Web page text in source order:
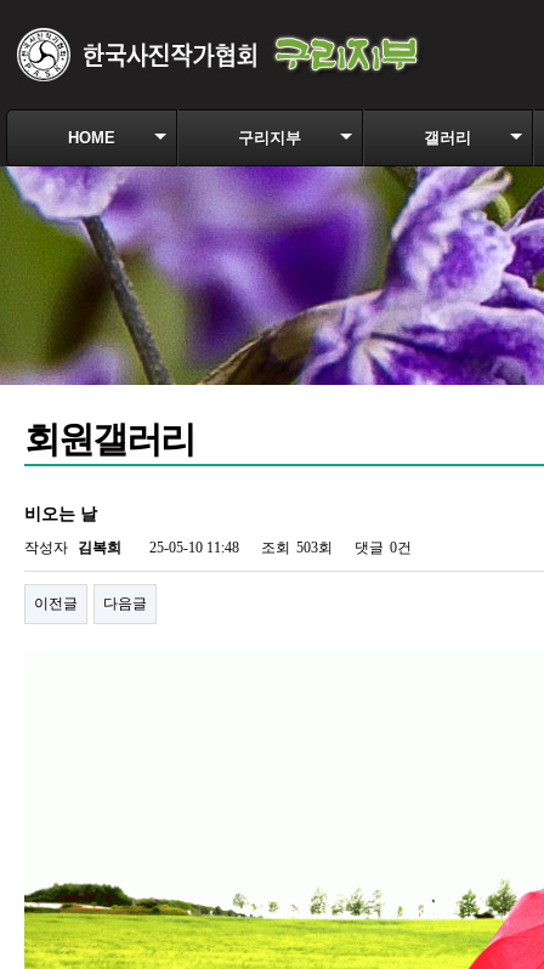
HOME 구리지부 갤러리
회원갤러리
비오는 날
작성자 김복희 25-05-10 11:48 조회 503회 댓글 0건
이전글 다음글